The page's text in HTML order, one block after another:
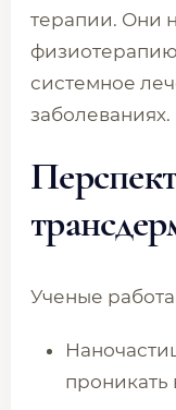
терапии. Они
системное
заболеваниях.
Ученые
проникать